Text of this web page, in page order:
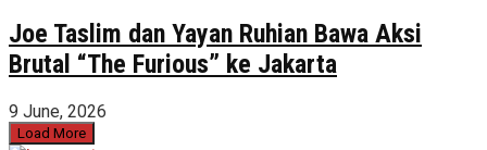
Joe Taslim dan Yayan Ruhian Bawa Aksi
Brutal “The Furious” ke Jakarta
9 June, 2026
Load More